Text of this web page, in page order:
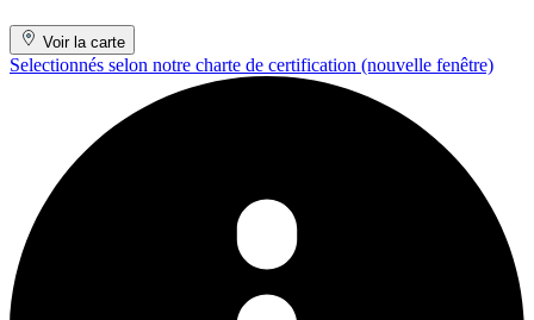
Voir la carte
Selectionnés selon notre charte de certification (nouvelle fenêtre)